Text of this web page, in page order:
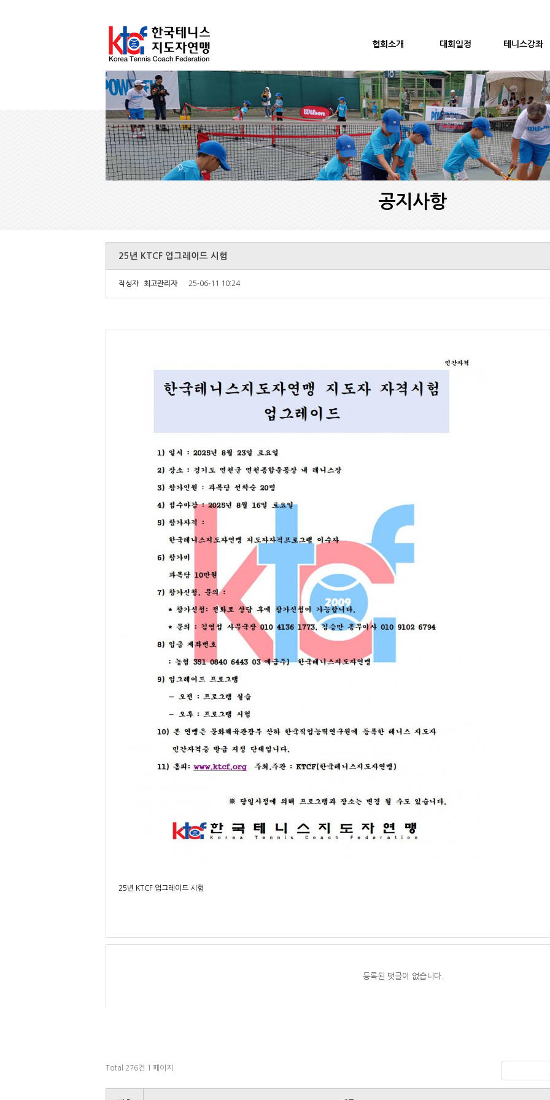
협회소개 대회일정 테니스강좌
공지사항
25년 KTCF 업그레이드 시험
작성자 최고관리자 25-06-11 10:24
25년 KTCF 업그레이드 시험
등록된 댓글이 없습니다.
Total 276건 1 페이지